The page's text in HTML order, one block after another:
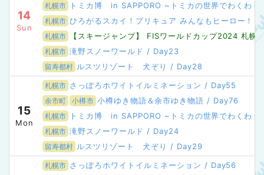
14
Sun
札幌市 トミカ博 in SAPPORO ~トミカの世界でわくわ
札幌市 ひろがるスカイ！プリキュア みんなもヒーロー！
札幌市 【スキージャンプ】 FISワールドカップ2024 札
札幌市 滝野スノーワールド / Day23
留寿都村 ルスツリゾート 犬ぞり / Day28
15
Mon
札幌市 さっぽろホワイトイルミネーション / Day55
余市町 小樽市 小樽ゆき物語＆余市ゆき物語 / Day76
札幌市 トミカ博 in SAPPORO ~トミカの世界でわくわ
札幌市 滝野スノーワールド / Day24
留寿都村 ルスツリゾート 犬ぞり / Day29
札幌市 さっぽろホワイトイルミネーション / Day56